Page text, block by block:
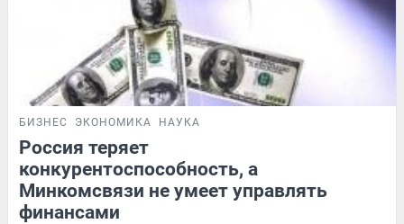
БИЗНЕС ЭКОНОМИКА НАУКА
Россия теряет
конкурентоспособность, а
Минкомсвязи не умеет управлять
финансами